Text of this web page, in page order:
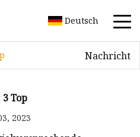
Deutsch
Nachricht
3 Top
2023